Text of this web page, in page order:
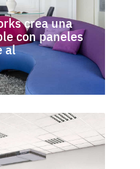
crea una
con paneles
al